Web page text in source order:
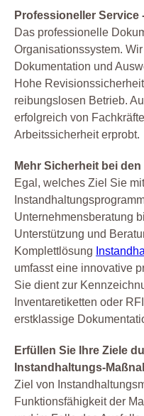
Professioneller Service
Das professionelle
Organisationssystem.
Dokumentation und
Hohe
reibungslosen Betrieb.
erfolgreich von
Arbeitssicherheit erprobt.
Mehr Sicherheit bei
Egal, welches Ziel Sie
Unternehmensberatung
Unterstützung und
Komplettlösung
umfasst eine innovative
Sie dient zur
Inventaretiketten oder
erstklassige
Erfüllen Sie Ihre Ziele
Instandhaltungs-
Ziel von
Funktionsfähigkeit der